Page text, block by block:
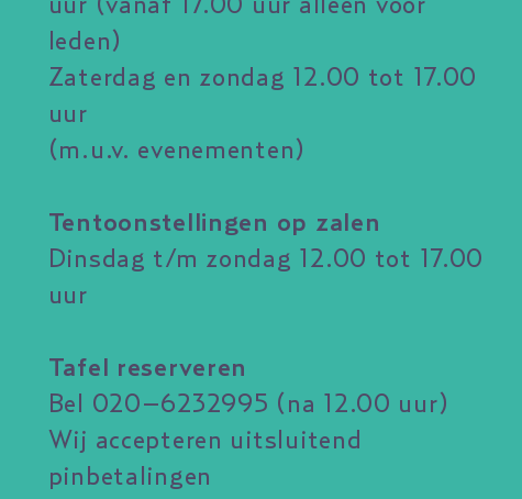
uur (vanaf 17.00 uur alleen voor
leden)
Zaterdag en zondag 12.00 tot 17.00
uur
(m.u.v. evenementen)
Tentoonstellingen op zalen
Dinsdag t/m zondag 12.00 tot 17.00
uur
Tafel reserveren
Bel 020–6232995 (na 12.00 uur)
Wij accepteren uitsluitend
pinbetalingen